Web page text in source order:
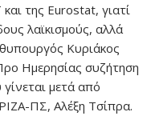
της Eurostat, γιατί
λαϊκισμούς, αλλά
Κυριάκος
Ημερησίας συζήτηση
μετά από
ΠΣ, Αλέξη Τσίπρα.